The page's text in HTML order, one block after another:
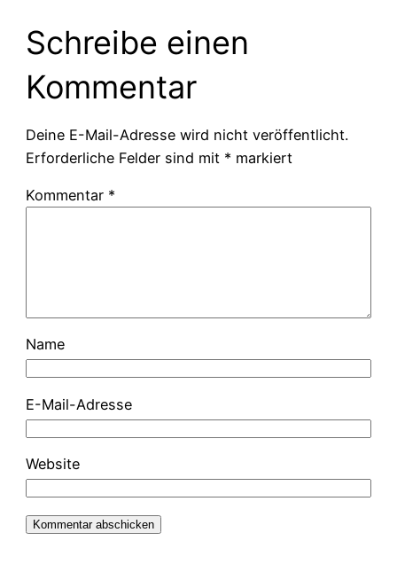
Schreibe einen
Kommentar
Deine E-Mail-Adresse wird nicht veröffentlicht.
Erforderliche Felder sind mit * markiert
Kommentar *
Name
E-Mail-Adresse
Website